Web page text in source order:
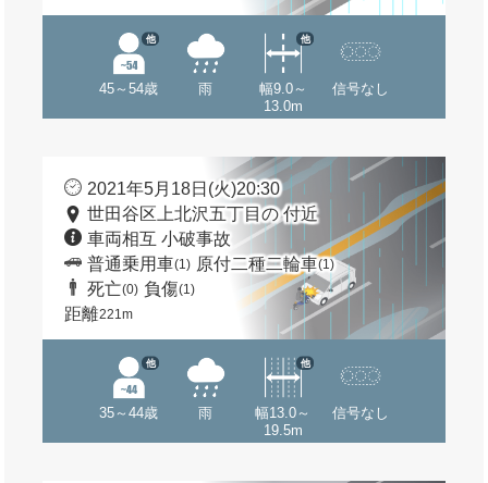
45～54歳
他
雨
幅9.0～
13.0m
他
信号なし
2021年5月18日(火)20:30
世田谷区上北沢五丁目の 付近
車両相互 小破事故
普通乗用車(1) 原付二種二輪車(1)
死亡(0) 負傷(1)
距離221m
35～44歳
他
雨
幅13.0～
19.5m
他
信号なし